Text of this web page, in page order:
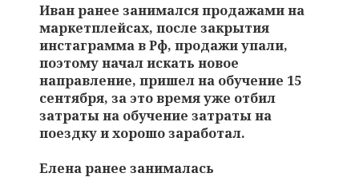
Иван ранее занимался продажами на
маркетплейсах, после закрытия
инстаграмма в Рф, продажи упали,
поэтому начал искать новое
направление, пришел на обучение 15
сентября, за это время уже отбил
затраты на обучение затраты на
поездку и хорошо заработал.
Елена ранее занималась